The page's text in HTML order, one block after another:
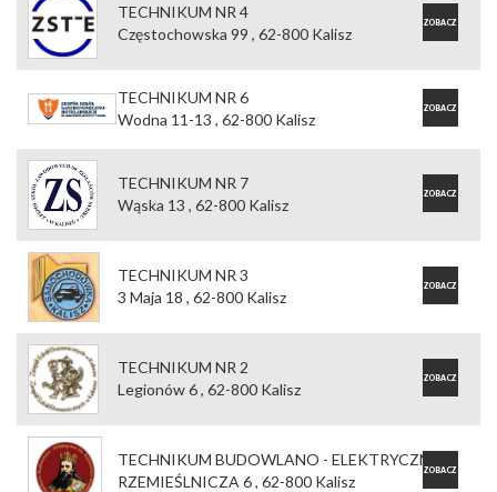
TECHNIKUM NR 4
Częstochowska 99 , 62-800 Kalisz
ZOBACZ
TECHNIKUM NR 6
Wodna 11-13 , 62-800 Kalisz
ZOBACZ
TECHNIKUM NR 7
Wąska 13 , 62-800 Kalisz
ZOBACZ
TECHNIKUM NR 3
3 Maja 18 , 62-800 Kalisz
ZOBACZ
TECHNIKUM NR 2
Legionów 6 , 62-800 Kalisz
ZOBACZ
TECHNIKUM BUDOWLANO - ELEKTRYCZNE
RZEMIEŚLNICZA 6 , 62-800 Kalisz
ZOBACZ